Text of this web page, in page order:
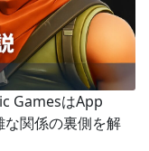
GamesはApp
関係の裏側を解